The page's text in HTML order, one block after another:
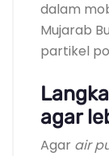
dalam
Mujarab
partikel
agar
Agar air